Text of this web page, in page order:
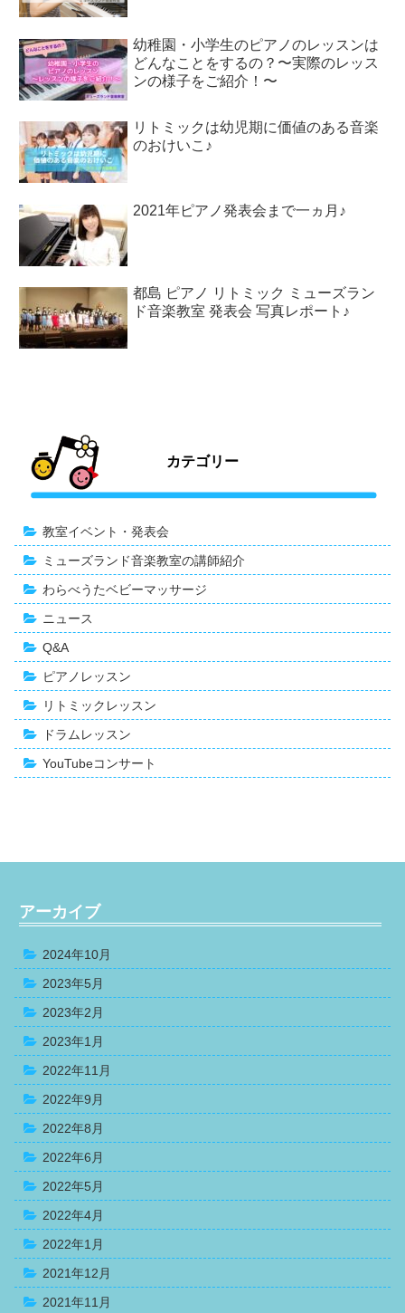
幼稚園・小学生のピアノのレッスンは
どんなことをするの？〜実際のレッス
ンの様子をご紹介！〜
リトミックは幼児期に価値のある音楽
のおけいこ♪
2021年ピアノ発表会まで一ヵ月♪
都島 ピアノ リトミック ミューズラン
ド音楽教室 発表会 写真レポート♪
カテゴリー
教室イベント・発表会
ミューズランド音楽教室の講師紹介
わらべうたベビーマッサージ
ニュース
Q&A
ピアノレッスン
リトミックレッスン
ドラムレッスン
YouTubeコンサート
アーカイブ
2024年10月
2023年5月
2023年2月
2023年1月
2022年11月
2022年9月
2022年8月
2022年6月
2022年5月
2022年4月
2022年1月
2021年12月
2021年11月